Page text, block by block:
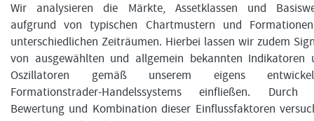
Wir analysieren die Märkte, Assetklassen und
aufgrund von typischen Chartmustern und
unterschiedlichen Zeiträumen. Hierbei lassen wir zudem
von ausgewählten und allgemein bekannten Indikatoren
Oszillatoren gemäß unserem eigens
Formationstrader-Handelssystems einfließen. Durch
Bewertung und Kombination dieser Einflussfaktoren